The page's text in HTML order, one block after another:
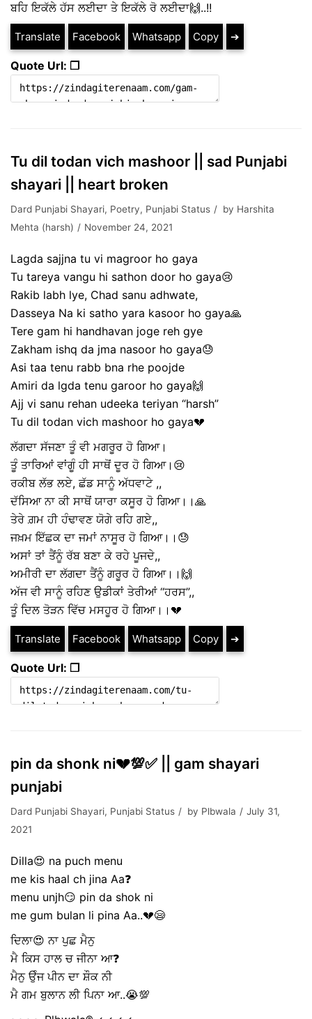
ਬਹਿ ਇਕੱਲੇ ਹੱਸ ਲਈਦਾ ਤੇ ਇਕੱਲੇ ਰੋ ਲਈਦਾ🙌..!!
Translate Facebook Whatsapp Copy ➔
Quote Url: ❐
Tu dil todan vich mashoor || sad Punjabi
shayari || heart broken
Dard Punjabi Shayari, Poetry, Punjabi Status by Harshita
Mehta (harsh)
November 24, 2021
Lagda sajjna tu vi magroor ho gaya
Tu tareya vangu hi sathon door ho gaya😢
Rakib labh lye, Chad sanu adhwate,
Dasseya Na ki satho yara kasoor ho gaya🙏
Tere gam hi handhavan joge reh gye
Zakham ishq da jma nasoor ho gaya😓
Asi taa tenu rabb bna rhe poojde
Amiri da lgda tenu garoor ho gaya🙌
Ajj vi sanu rehan udeeka teriyan “harsh”
Tu dil todan vich mashoor ho gaya💔
ਲੱਗਦਾ ਸੱਜਣਾ ਤੂੰ ਵੀ ਮਗਰੂਰ ਹੋ ਗਿਆ।
ਤੂੰ ਤਾਰਿਆਂ ਵਾਂਗੂੰ ਹੀ ਸਾਥੋਂ ਦੂਰ ਹੋ ਗਿਆ।😢
ਰਕੀਬ ਲੱਭ ਲਏ, ਛੱਡ ਸਾਨੂੰ ਅੱਧਵਾਟੇ ,,
ਦੱਸਿਆ ਨਾ ਕੀ ਸਾਥੋਂ ਯਾਰਾ ਕਸੂਰ ਹੋ ਗਿਆ।।🙏
ਤੇਰੇ ਗ਼ਮ ਹੀ ਹੰਢਾਵਣ ਯੋਗੇ ਰਹਿ ਗਏ,,
ਜਖ਼ਮ ਇੱਛਕ ਦਾ ਜਮਾਂ ਨਾਸੂਰ ਹੋ ਗਿਆ।।😓
ਅਸਾਂ ਤਾਂ ਤੈਂਨੂੰ ਰੱਬ ਬਣਾ ਕੇ ਰਹੇ ਪੂਜਦੇ,,
ਅਮੀਰੀ ਦਾ ਲੱਗਦਾ ਤੈਂਨੂੰ ਗਰੂਰ ਹੋ ਗਿਆ।।🙌
ਅੱਜ ਵੀ ਸਾਨੂੰ ਰਹਿਣ ਉਡੀਕਾਂ ਤੇਰੀਆਂ “ਹਰਸ”,,
ਤੂੰ ਦਿਲ ਤੋੜਨ ਵਿੱਚ ਮਸਹੂਰ ਹੋ ਗਿਆ।।💔
Translate Facebook Whatsapp Copy ➔
Quote Url: ❐
pin da shonk ni💔💯✅ || gam shayari
punjabi
Dard Punjabi Shayari, Punjabi Status by Plbwala
July 31,
2021
Dilla😍 na puch menu
me kis haal ch jina Aa❓
menu unjh😏 pin da shok ni
me gum bulan li pina Aa..💔😪
ਦਿਲਾ😍 ਨਾ ਪੁਛ ਮੈਨੁ
ਮੈ ਕਿਸ ਹਾਲ ਚ ਜੀਨਾ ਆ❓
ਮੈਨੁ ਉੰਜ ਪੀਨ ਦਾ ਸ਼ੌਕ ਨੀ
ਮੈ ਗਮ ਬੁਲਾਨ ਲੀ ਪਿਨਾ ਆ..😭💯